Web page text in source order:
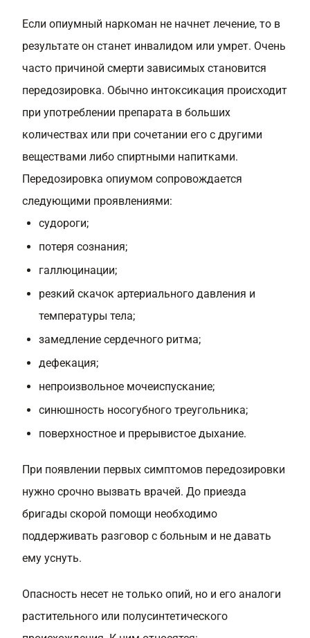
Если опиумный наркоман не начнет лечение, то в
результате он станет инвалидом или умрет. Очень
часто причиной смерти зависимых становится
передозировка. Обычно интоксикация происходит
при употреблении препарата в больших
количествах или при сочетании его с другими
веществами либо спиртными напитками.
Передозировка опиумом сопровождается
следующими проявлениями:
судороги;
потеря сознания;
галлюцинации;
резкий скачок артериального давления и
температуры тела;
замедление сердечного ритма;
дефекация;
непроизвольное мочеиспускание;
синюшность носогубного треугольника;
поверхностное и прерывистое дыхание.
При появлении первых симптомов передозировки
нужно срочно вызвать врачей. До приезда
бригады скорой помощи необходимо
поддерживать разговор с больным и не давать
ему уснуть.
Опасность несет не только опий, но и его аналоги
растительного или полусинтетического